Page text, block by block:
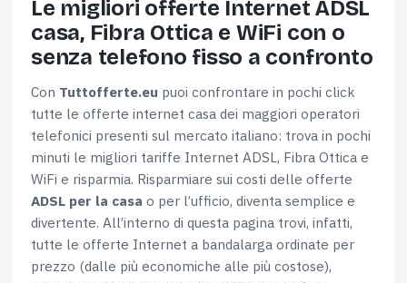
Le migliori offerte Internet ADSL
casa, Fibra Ottica e WiFi con o
senza telefono fisso a confronto
Con Tuttofferte.eu puoi confrontare in pochi click
tutte le offerte internet casa dei maggiori operatori
telefonici presenti sul mercato italiano: trova in pochi
minuti le migliori tariffe Internet ADSL, Fibra Ottica e
WiFi e risparmia. Risparmiare sui costi delle offerte
ADSL per la casa o per l’ufficio, diventa semplice e
divertente. All’interno di questa pagina trovi, infatti,
tutte le offerte Internet a bandalarga ordinate per
prezzo (dalle più economiche alle più costose),